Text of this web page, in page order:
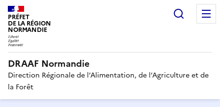
PRÉFET
DE LA RÉGION
NORMANDIE
DRAAF Normandie
Direction Régionale de l’Alimentation, de l’Agriculture et de
la Forêt